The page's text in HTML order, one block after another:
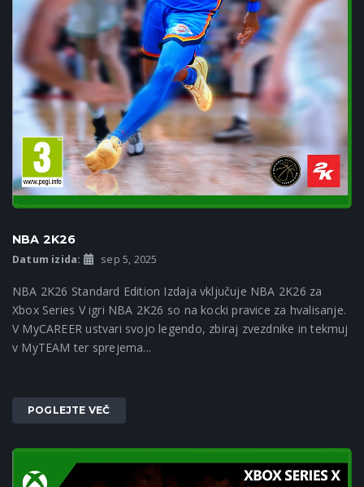
NBA 2K26
Datum izida: sep 5, 2025
NBA 2K26 Standard Edition Izdaja vključuje NBA 2K26 za
Xbox Series V igri NBA 2K26 so na kocki pravice za hvalisanje.
V MyCAREER ustvari svojo legendo, zbiraj zvezdnike in tekmuj
v MyTEAM ter sprejema...
POGLEJTE VEČ